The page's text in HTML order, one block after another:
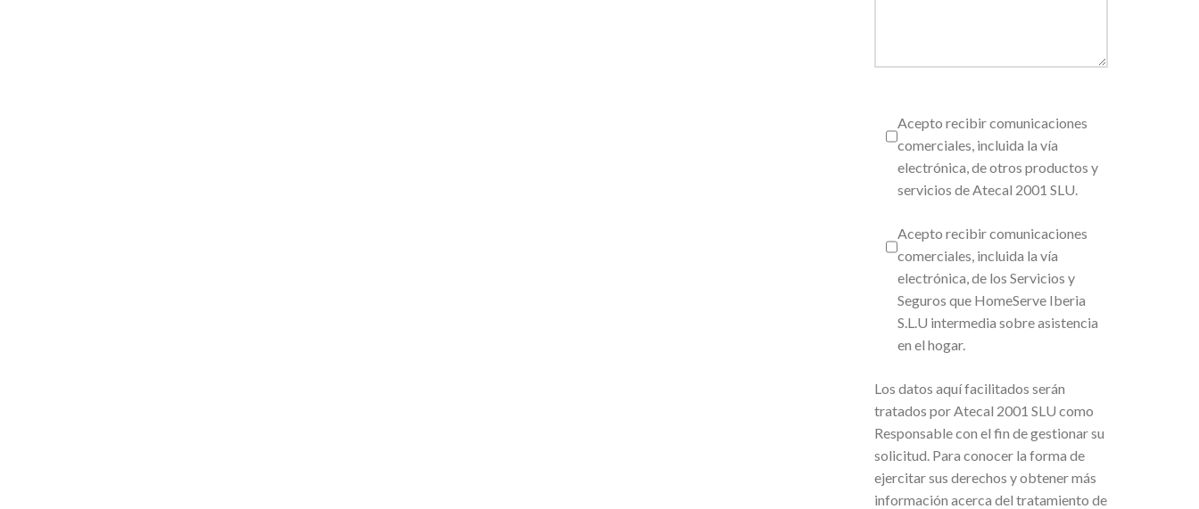
Acepto recibir comunicaciones
comerciales, incluida la vía
electrónica, de otros productos y
servicios de Atecal 2001 SLU.
Acepto recibir comunicaciones
comerciales, incluida la vía
electrónica, de los Servicios y
Seguros que HomeServe Iberia
S.L.U intermedia sobre asistencia
en el hogar.
Los datos aquí facilitados serán
tratados por Atecal 2001 SLU como
Responsable con el fin de gestionar su
solicitud. Para conocer la forma de
ejercitar sus derechos y obtener más
información acerca del tratamiento de